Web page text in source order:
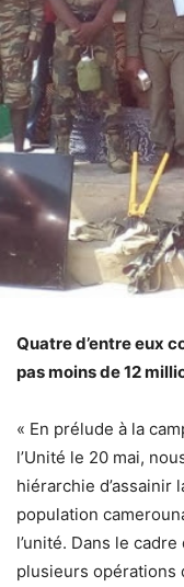
Quatre d’entre eux
pas moins de 12
« En prélude à la
l’Unité le 20 mai,
hiérarchie d’assainir
population
l’unité. Dans le
plusieurs opérations